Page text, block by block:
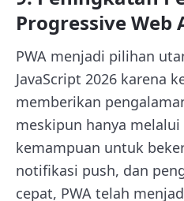
Progressive Web
PWA menjadi pilihan
JavaScript 2026 karena
memberikan
meskipun hanya melalui
kemampuan untuk
notifikasi push, dan
cepat, PWA telah